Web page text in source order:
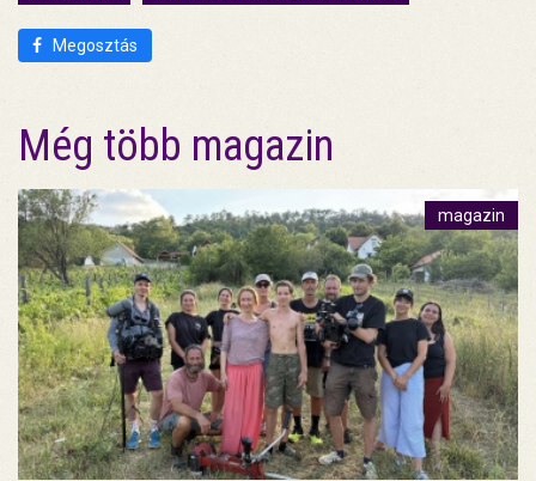
Megosztás
Még több magazin
magazin